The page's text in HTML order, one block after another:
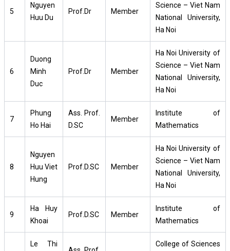
5
Nguyen
Huu Du
Prof.Dr Member
Science – Viet Nam
National University,
Ha Noi
6
Duong
Minh
Duc
Prof.Dr Member
Ha Noi University of
Science – Viet Nam
National University,
Ha Noi
7
Phung
Ho Hai
Ass. Prof.
D.SC
Member
Institute of
Mathematics
8
Nguyen
Huu Viet
Hung
Prof.D.SC Member
Ha Noi University of
Science – Viet Nam
National University,
Ha Noi
9
Ha Huy
Khoai
Prof.D.SC Member
Institute of
Mathematics
Le Thi
College of Sciences